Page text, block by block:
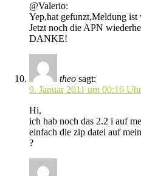
@Valerio:
Yep,hat gefunzt,Meldung ist
Jetzt noch die APN
DANKE!
theo sagt:
9. Januar 2011 um 00:16 Uhr
Hi,
ich hab noch das 2.2 i auf
einfach die zip datei auf
?